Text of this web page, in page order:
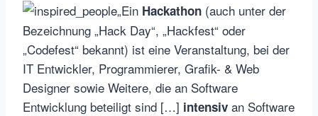
„Ein Hackathon (auch unter der
Bezeichnung „Hack Day“, „Hackfest“ oder
„Codefest“ bekannt) ist eine Veranstaltung, bei der
IT Entwickler, Programmierer, Grafik- & Web
Designer sowie Weitere, die an Software
Entwicklung beteiligt sind […] intensiv an Software